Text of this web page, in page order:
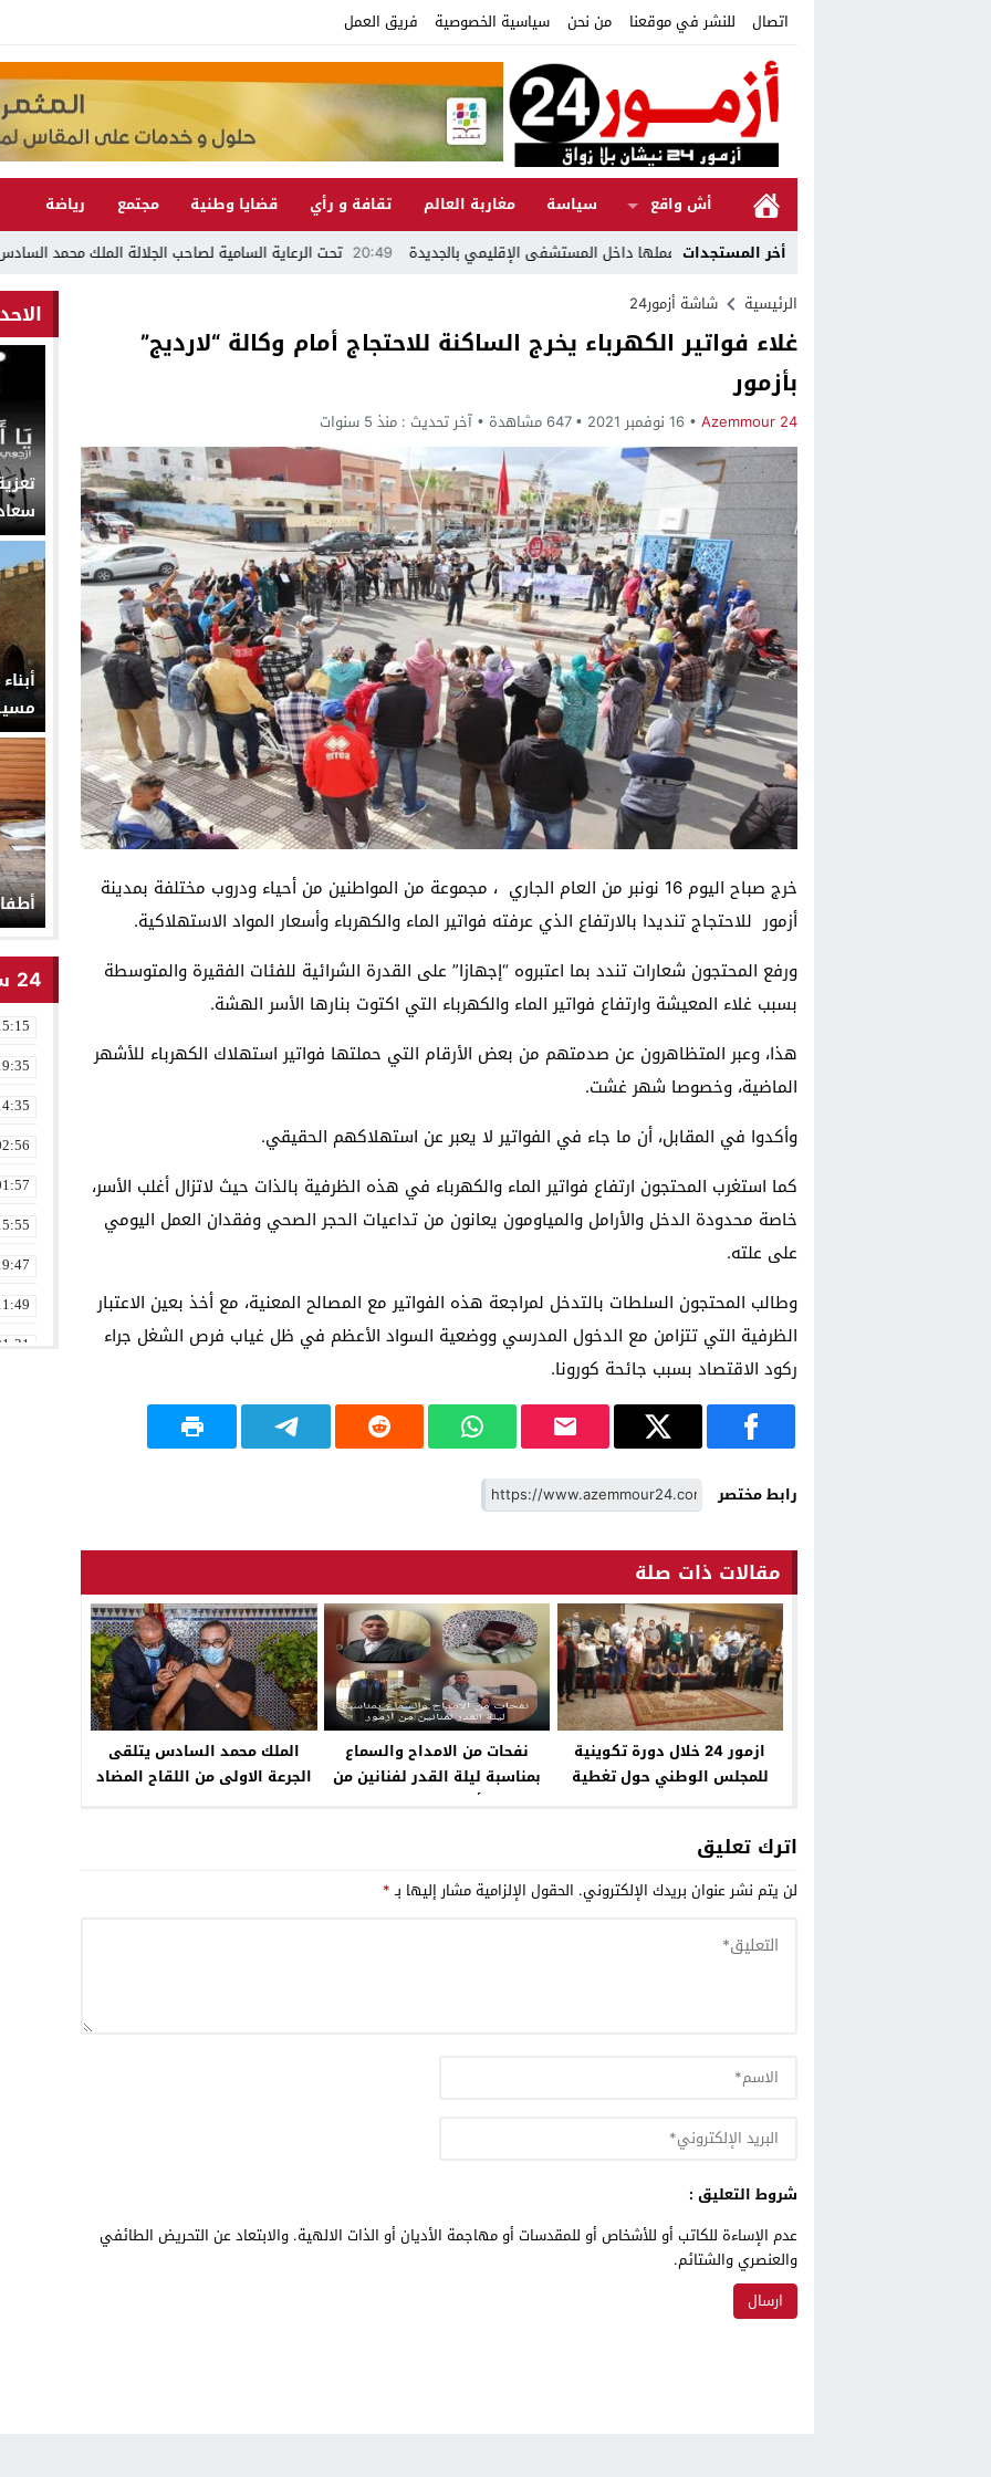
اتصال للنشر في موقعنا من نحن سياسية الخصوصية فريق العمل
أش واقع سياسة مغاربة العالم تقافة و رأي قضايا وطنية مجتمع
رياضة
أخر المستجدات
20:49
تحت الرعاية السامية لصاحب الجلالة الملك محمد السادس نصره الله موسم مولاي عبد الله أمغار 2026..
الرئيسية
شاشة أزمور24
غلاء فواتير الكهرباء يخرج الساكنة للاحتجاج أمام وكالة “لارديج”
بأزمور
Azemmour 24 16 نوفمبر 2021 647 مشاهدة آخر تحديث : منذ 5 سنوات
خرج صباح اليوم 16 نونبر من العام الجاري ، مجموعة من المواطنين من أحياء ودروب مختلفة بمدينة
أزمور للاحتجاج تنديدا بالارتفاع الذي عرفته فواتير الماء والكهرباء وأسعار المواد الاستهلاكية.
ورفع المحتجون شعارات تندد بما اعتبروه “إجهازا” على القدرة الشرائية للفئات الفقيرة والمتوسطة
بسبب غلاء المعيشة وارتفاع فواتير الماء والكهرباء التي اكتوت بنارها الأسر الهشة.
هذا، وعبر المتظاهرون عن صدمتهم من بعض الأرقام التي حملتها فواتير استهلاك الكهرباء للأشهر
الماضية، وخصوصا شهر غشت.
وأكدوا في المقابل، أن ما جاء في الفواتير لا يعبر عن استهلاكهم الحقيقي.
كما استغرب المحتجون ارتفاع فواتير الماء والكهرباء في هذه الظرفية بالذات حيث لاتزال أغلب الأسر،
خاصة محدودة الدخل والأرامل والمياومون يعانون من تداعيات الحجر الصحي وفقدان العمل اليومي
على علته.
وطالب المحتجون السلطات بالتدخل لمراجعة هذه الفواتير مع المصالح المعنية، مع أخذ بعين الاعتبار
الظرفية التي تتزامن مع الدخول المدرسي ووضعية السواد الأعظم في ظل غياب فرص الشغل جراء
ركود الاقتصاد بسبب جائحة كورونا.
رابط مختصر
مقالات ذات صلة
ازمور 24 خلال دورة تكوينية
للمجلس الوطني حول تغطية
نفحات من الامداح والسماع
بمناسبة ليلة القدر لفنانين من
أزمور *فيديو
الملك محمد السادس يتلقى
الجرعة الاولى من اللقاح المضاد
اترك تعليق
لن يتم نشر عنوان بريدك الإلكتروني. الحقول الإلزامية مشار إليها بـ*
شروط التعليق :
عدم الإساءة للكاتب أو للأشخاص أو للمقدسات أو مهاجمة الأديان أو الذات الالهية. والابتعاد عن التحريض الطائفي
والعنصري والشتائم.
24 ساعة